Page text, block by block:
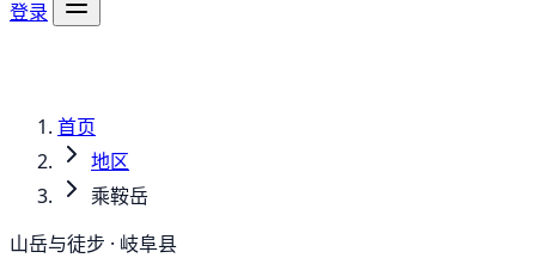
登录
首页
地区
乘鞍岳
山岳与徒步 · 岐阜县